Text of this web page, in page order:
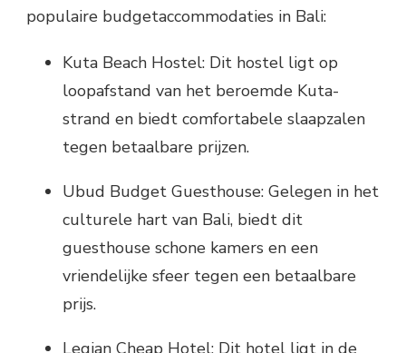
populaire budgetaccommodaties in Bali:
Kuta Beach Hostel: Dit hostel ligt op
loopafstand van het beroemde Kuta-
strand en biedt comfortabele slaapzalen
tegen betaalbare prijzen.
Ubud Budget Guesthouse: Gelegen in het
culturele hart van Bali, biedt dit
guesthouse schone kamers en een
vriendelijke sfeer tegen een betaalbare
prijs.
Legian Cheap Hotel: Dit hotel ligt in de